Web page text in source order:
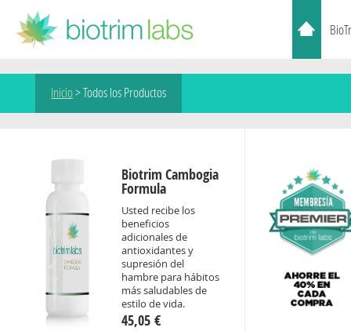
Inicio>Todos los Productos
Biotrim Cambogia
Formula
Usted recibe los
beneficios
adicionales de
antioxidantes y
supresión del
hambre para hábitos
más saludables de
estilo de vida.
45,05 €